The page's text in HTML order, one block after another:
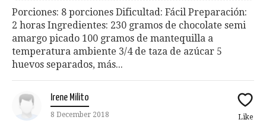
Porciones: 8 porciones Dificultad: Fácil Preparación:
2 horas Ingredientes: 230 gramos de chocolate semi
amargo picado 100 gramos de mantequilla a
temperatura ambiente 3/4 de taza de azúcar 5
huevos separados, más...
Irene Milito
8 December 2018 Like